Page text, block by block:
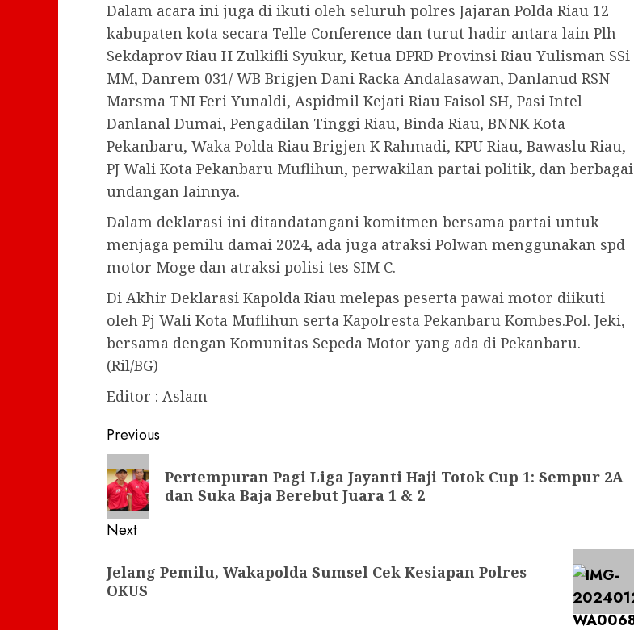
Dalam acara ini juga di ikuti oleh seluruh polres Jajaran Polda Riau 12
kabupaten kota secara Telle Conference dan turut hadir antara lain Plh
Sekdaprov Riau H Zulkifli Syukur, Ketua DPRD Provinsi Riau Yulisman SSi
MM, Danrem 031/ WB Brigjen Dani Racka Andalasawan, Danlanud RSN
Marsma TNI Feri Yunaldi, Aspidmil Kejati Riau Faisol SH, Pasi Intel
Danlanal Dumai, Pengadilan Tinggi Riau, Binda Riau, BNNK Kota
Pekanbaru, Waka Polda Riau Brigjen K Rahmadi, KPU Riau, Bawaslu Riau,
PJ Wali Kota Pekanbaru Muflihun, perwakilan partai politik, dan berbagai
undangan lainnya.
Dalam deklarasi ini ditandatangani komitmen bersama partai untuk
menjaga pemilu damai 2024, ada juga atraksi Polwan menggunakan spd
motor Moge dan atraksi polisi tes SIM C.
Di Akhir Deklarasi Kapolda Riau melepas peserta pawai motor diikuti
oleh Pj Wali Kota Muflihun serta Kapolresta Pekanbaru Kombes.Pol. Jeki,
bersama dengan Komunitas Sepeda Motor yang ada di Pekanbaru.
(Ril/BG)
Editor : Aslam
Post
navigation
Previous
Previous
post:
Pertempuran Pagi Liga Jayanti Haji Totok Cup 1: Sempur 2A
dan Suka Baja Berebut Juara 1 & 2
Next
post:
Jelang Pemilu, Wakapolda Sumsel Cek Kesiapan Polres
OKUS